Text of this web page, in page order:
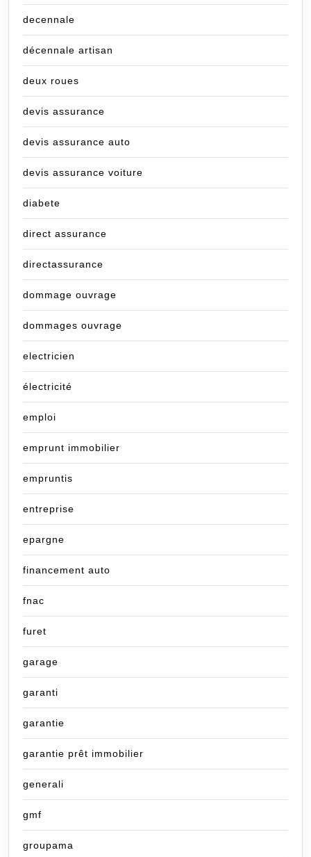
decennale
décennale artisan
deux roues
devis assurance
devis assurance auto
devis assurance voiture
diabete
direct assurance
directassurance
dommage ouvrage
dommages ouvrage
electricien
électricité
emploi
emprunt immobilier
empruntis
entreprise
epargne
financement auto
fnac
furet
garage
garanti
garantie
garantie prêt immobilier
generali
gmf
groupama